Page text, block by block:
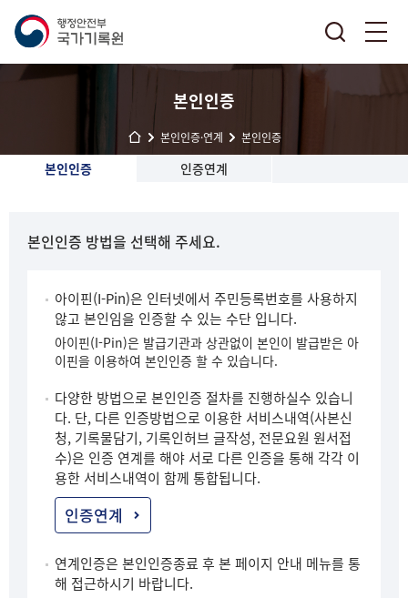
본인인증
본인인증·연계 본인인증
본인인증 인증연계
본인인증 방법을 선택해 주세요.
아이핀(I-Pin)은 인터넷에서 주민등록번호를 사용하지
않고 본인임을 인증할 수 있는 수단 입니다.
아이핀(I-Pin)은 발급기관과 상관없이 본인이 발급받은 아
이핀을 이용하여 본인인증 할 수 있습니다.
다양한 방법으로 본인인증 절차를 진행하실수 있습니
다. 단, 다른 인증방법으로 이용한 서비스내역(사본신
청, 기록물담기, 기록인허브 글작성, 전문요원 원서접
수)은 인증 연계를 해야 서로 다른 인증을 통해 각각 이
용한 서비스내역이 함께 통합됩니다.
인증연계
연계인증은 본인인증종료 후 본 페이지 안내 메뉴를 통
해 접근하시기 바랍니다.